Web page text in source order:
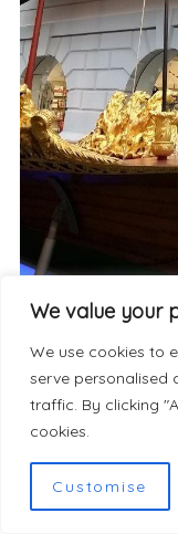
We value your
We use cookies to
serve personalised
traffic. By clicking
cookies.
Customise